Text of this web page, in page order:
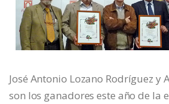
José Antonio Lozano Rodríguez y
son los ganadores este año de la